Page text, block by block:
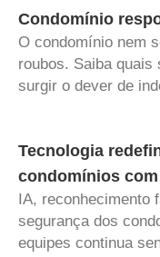
Condomínio
O condomínio nem
roubos. Saiba quais
surgir o dever de
Tecnologia
condomínios
IA, reconhecimento
segurança dos
equipes continua